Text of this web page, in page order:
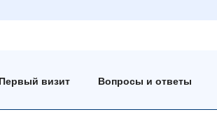
Первый визит Вопросы и ответы